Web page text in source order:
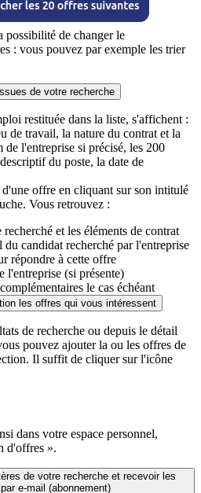
possibilité de changer le
: vous pouvez par exemple les trier
de votre recherche
restituée dans la liste, s'affichent :
de travail, la nature du contrat et la
de l'entreprise si précisé, les 200
du poste, la date de
d'une offre en cliquant sur son intitulé
Vous retrouvez :
et les éléments de contrat
candidat recherché par l'entreprise
répondre à cette offre
l'entreprise (si présente)
le cas échéant
les offres qui vous intéressent
de recherche ou depuis le détail
pouvez ajouter la ou les offres de
Il suffit de cliquer sur l'icône
dans votre espace personnel,
d'offres ».
de votre recherche et recevoir les
e-mail (abonnement)